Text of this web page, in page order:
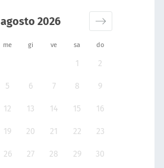
me gi ve sa do
agosto 2026
1 2
5 6 7 8 9
12 13 14 15 16
19 20 21 22 23
26 27 28 29 30